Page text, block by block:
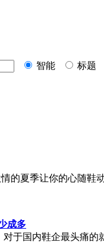
智能
标题
的夏季让你的心随鞋
成多
对于国内鞋企最头痛